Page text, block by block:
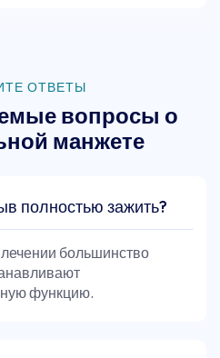
ОТВЕТЫ
вопросы о
манжете
полностью зажить?
большинство
функцию.